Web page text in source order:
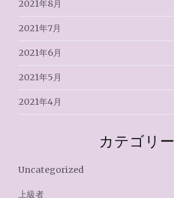
2021年8月
2021年7月
2021年6月
2021年5月
2021年4月
カテゴリー
Uncategorized
上級者